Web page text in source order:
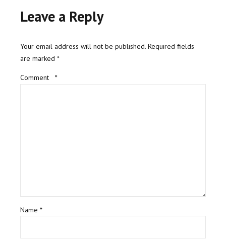
Leave a Reply
Your email address will not be published. Required fields
are marked *
Comment *
Name *